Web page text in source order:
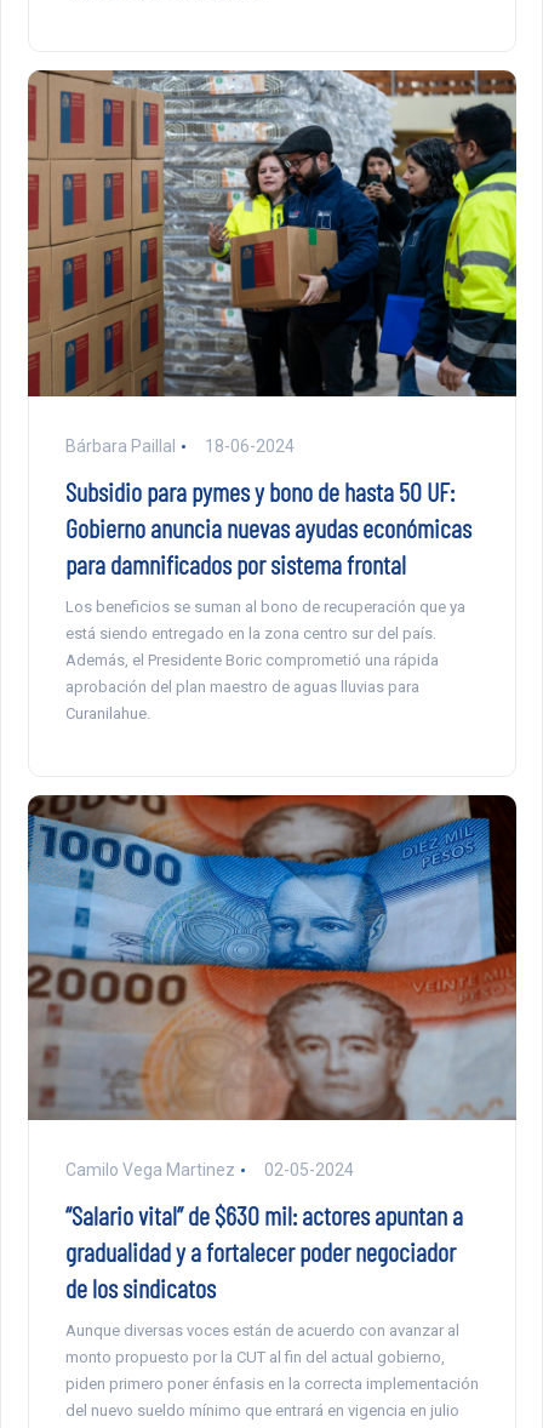
Bárbara Paillal 18-06-2024
Subsidio para pymes y bono de hasta 50 UF:
Gobierno anuncia nuevas ayudas económicas
para damnificados por sistema frontal
Los beneficios se suman al bono de recuperación que ya
está siendo entregado en la zona centro sur del país.
Además, el Presidente Boric comprometió una rápida
aprobación del plan maestro de aguas lluvias para
Curanilahue.
Camilo Vega Martinez 02-05-2024
“Salario vital” de $630 mil: actores apuntan a
gradualidad y a fortalecer poder negociador
de los sindicatos
Aunque diversas voces están de acuerdo con avanzar al
monto propuesto por la CUT al fin del actual gobierno,
piden primero poner énfasis en la correcta implementación
del nuevo sueldo mínimo que entrará en vigencia en julio